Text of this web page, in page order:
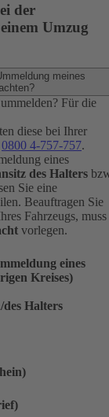
der
Umzug
meines
Für die
diese bei Ihrer
0800 4-757-757.
eines
des Halters
Sie eine
Beauftragen Sie
Fahrzeugs, muss
vorlegen.
eines
Kreises)
des Halters